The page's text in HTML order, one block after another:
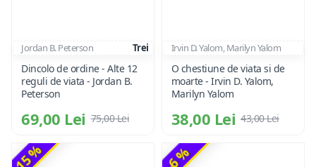
Jordan B. Peterson Trei
Dincolo de ordine - Alte 12
reguli de viata - Jordan B.
Peterson
69,00 Lei 75,00 Lei
Irvin D. Yalom, Marilyn Yalom
O chestiune de viata si de
moarte - Irvin D. Yalom,
Marilyn Yalom
38,00 Lei 43,00 Lei
-15 % -6 %